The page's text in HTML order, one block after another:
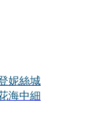
妮絲城
海中細